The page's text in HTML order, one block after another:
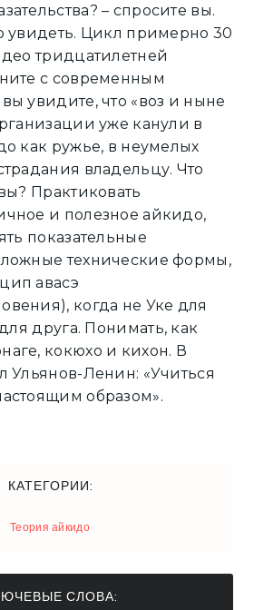
– спросите вы.
увидеть. Цикл примерно 30
тридцатилетней
с современным
увидите, что «воз и ныне
уже канули в
как ружье, в неумелых
владельцу. Что
Практиковать
и полезное айкидо,
показательные
технические формы,
авасэ
когда не Уке для
друга. Понимать, как
кокюхо и кихон. В
Ульянов-Ленин: «Учиться
образом».
КАТЕГОРИИ:
Теория айкидо
СЛОВА: